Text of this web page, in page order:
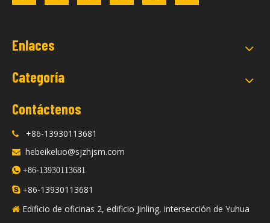
Enlaces
Categoría
Contáctenos
 +86-13930113681
 hebeikeluo@sjzhjsm.com
 +86-13930113681
 +86-13930113681
 Edificio de oficinas 2, edificio Jinling, intersección de Yuhua